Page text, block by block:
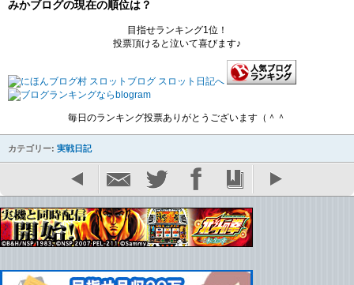
みかブログの現在の順位は？
目指せランキング1位！
投票頂けると泣いて喜びます♪
毎日のランキング投票ありがとうございます（＾＾
カテゴリー: 実戦日記